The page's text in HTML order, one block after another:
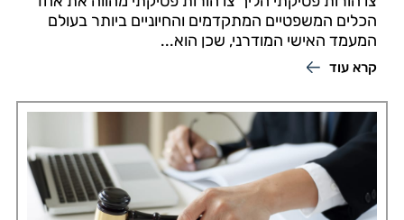
הכלים המשפטיים המתקדמים והחיוניים ביותר בעולם
המעמד האישי המודרני, שכן הוא...
קרא עוד